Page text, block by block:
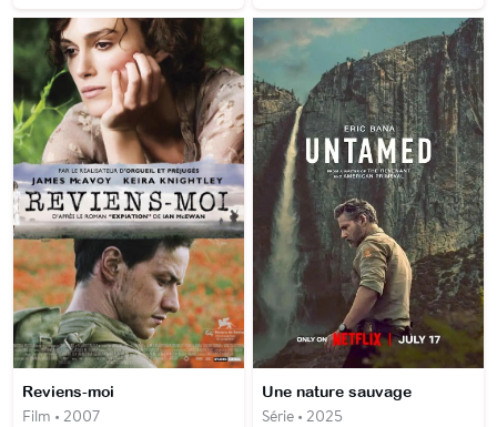
Reviens-moi
Film • 2007
Une nature sauvage
Série • 2025